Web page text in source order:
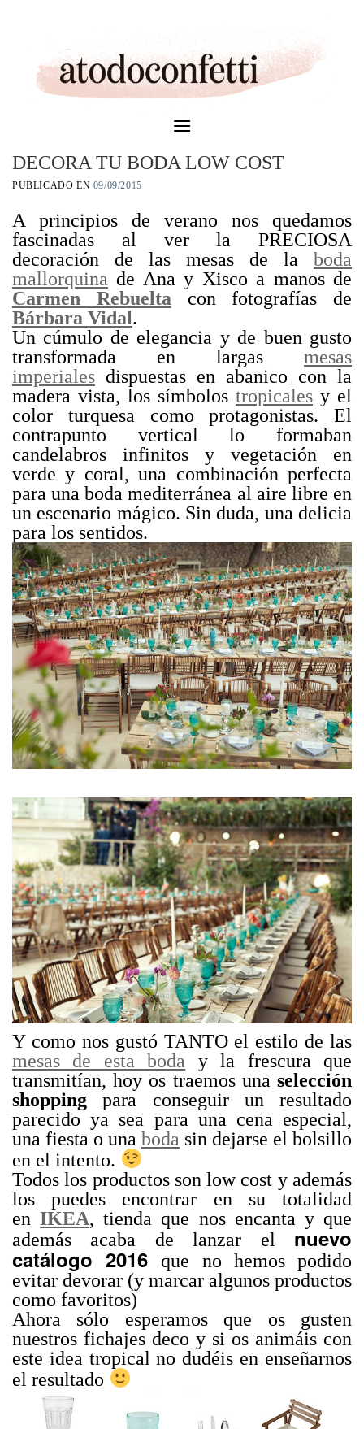
DECORA TU BODA LOW COST
PUBLICADO EN 09/09/2015
A principios de verano nos quedamos
fascinadas al ver la PRECIOSA
decoración de las mesas de la boda
mallorquina de Ana y Xisco a manos de
Carmen Rebuelta con fotografías de
Bárbara Vidal.
Un cúmulo de elegancia y de buen gusto
transformada en largas mesas
imperiales dispuestas en abanico con la
madera vista, los símbolos tropicales y el
color turquesa como protagonistas. El
contrapunto vertical lo formaban
candelabros infinitos y vegetación en
verde y coral, una combinación perfecta
para una boda mediterránea al aire libre en
un escenario mágico. Sin duda, una delicia
para los sentidos.
Y como nos gustó TANTO el estilo de las
mesas de esta boda y la frescura que
transmitían, hoy os traemos una selección
shopping para conseguir un resultado
parecido ya sea para una cena especial,
una fiesta o una boda sin dejarse el bolsillo
en el intento.
Todos los productos son low cost y además
los puedes encontrar en su totalidad
enIKEA, tienda que nos encanta y que
además acaba de lanzar el nuevo
catálogo 2016que no hemos podido
evitar devorar (y marcar algunos productos
como favoritos)
Ahora sólo esperamos que os gusten
nuestros fichajes deco y si os animáis con
este idea tropical no dudéis en enseñarnos
el resultado